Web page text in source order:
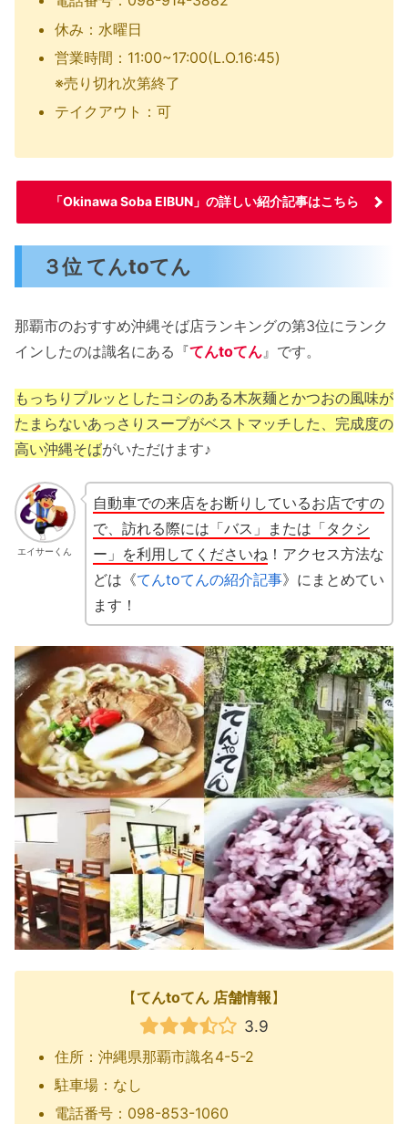
休み：水曜日
営業時間：11:00~17:00(L.O.16:45)
※売り切れ次第終了
テイクアウト：可
「Okinawa Soba EIBUN」の詳しい紹介記事はこちら
３位 てんtoてん
那覇市のおすすめ沖縄そば店ランキングの第3位にランク
インしたのは識名にある『てんtoてん』です。
もっちりプルッとしたコシのある木灰麺とかつおの風味が
たまらないあっさりスープがベストマッチした、完成度の
高い沖縄そばがいただけます♪
エイサーくん
自動車での来店をお断りしているお店ですの
で、訪れる際には「バス」または「タクシ
ー」を利用してくださいね！アクセス方法な
どは《てんtoてんの紹介記事》にまとめてい
ます！
【てんtoてん 店舗情報】
3.9
住所：沖縄県那覇市識名4-5-2
駐車場：なし
電話番号：098-853-1060